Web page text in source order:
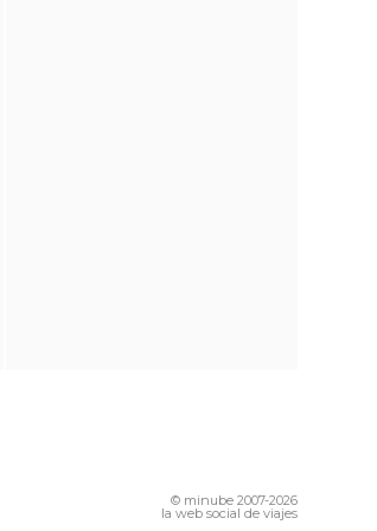
© minube 2007-2026
la web social de viajes